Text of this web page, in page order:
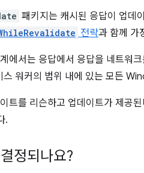
패키지는 캐시된 응답이 업데
전략과 함께 가
에서는 응답에서 응답을 네트워
스 워커의 범위 내에 있는 모든
트를 리슨하고 업데이트가 제공
.
정되나요?